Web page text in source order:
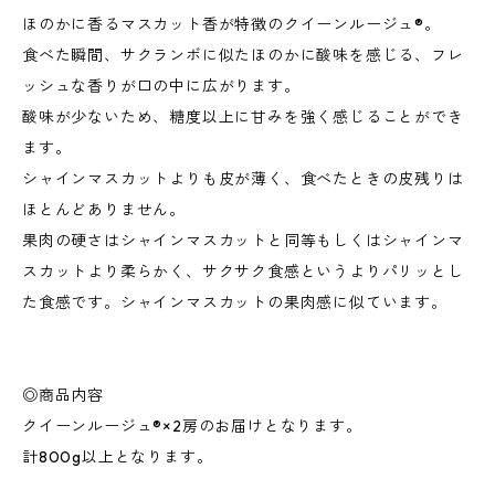
ほのかに香るマスカット香が特徴のクイーンルージュ®。
食べた瞬間、サクランボに似たほのかに酸味を感じる、フレ
ッシュな香りが口の中に広がります。
酸味が少ないため、糖度以上に甘みを強く感じることができ
ます。
シャインマスカットよりも皮が薄く、食べたときの皮残りは
ほとんどありません。
果肉の硬さはシャインマスカットと同等もしくはシャインマ
スカットより柔らかく、サクサク食感というよりパリッとし
た食感です。シャインマスカットの果肉感に似ています。
◎商品内容
クイーンルージュ®×2房のお届けとなります。
計800g以上となります。